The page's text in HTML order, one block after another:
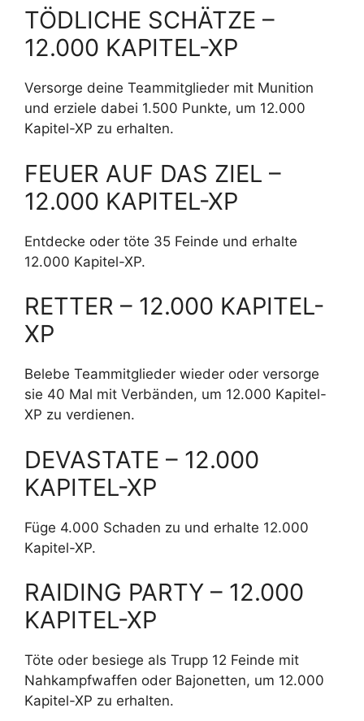
TÖDLICHE SCHÄTZE –
12.000 KAPITEL-XP
Versorge deine Teammitglieder mit Munition
und erziele dabei 1.500 Punkte, um 12.000
Kapitel-XP zu erhalten.
FEUER AUF DAS ZIEL –
12.000 KAPITEL-XP
Entdecke oder töte 35 Feinde und erhalte
12.000 Kapitel-XP.
RETTER – 12.000 KAPITEL-
XP
Belebe Teammitglieder wieder oder versorge
sie 40 Mal mit Verbänden, um 12.000 Kapitel-
XP zu verdienen.
DEVASTATE – 12.000
KAPITEL-XP
Füge 4.000 Schaden zu und erhalte 12.000
Kapitel-XP.
RAIDING PARTY – 12.000
KAPITEL-XP
Töte oder besiege als Trupp 12 Feinde mit
Nahkampfwaffen oder Bajonetten, um 12.000
Kapitel-XP zu erhalten.